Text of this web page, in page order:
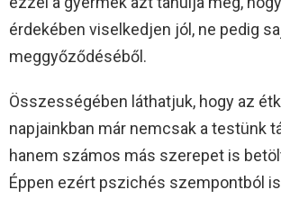
érdekében viselkedjen jól, ne pedig
meggyőződéséből.
Összességében láthatjuk, hogy az
napjainkban már nemcsak a testünk
hanem számos más szerepet is
Éppen ezért pszichés szempontból